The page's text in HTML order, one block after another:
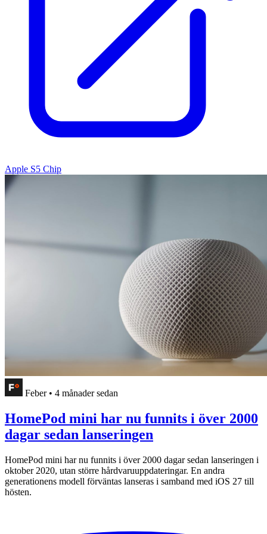
Apple S5 Chip
Feber • 4 månader sedan
HomePod mini har nu funnits i över 2000
dagar sedan lanseringen
HomePod mini har nu funnits i över 2000 dagar sedan lanseringen i
oktober 2020, utan större hårdvaruuppdateringar. En andra
generationens modell förväntas lanseras i samband med iOS 27 till
hösten.